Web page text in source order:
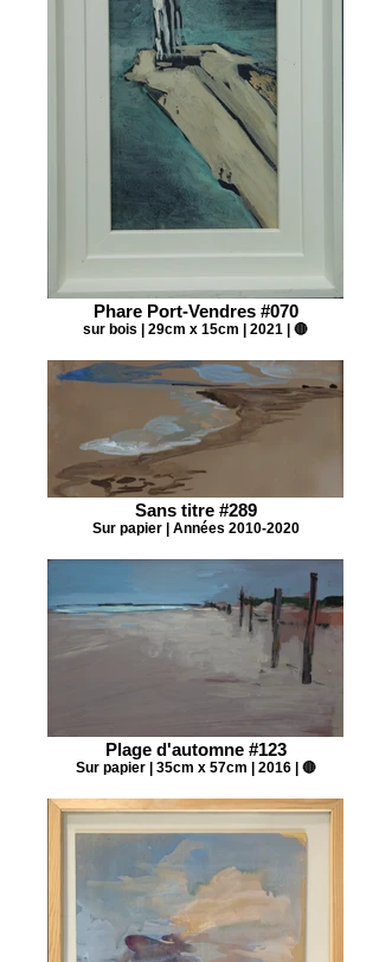
Phare Port-Vendres #070
sur bois | 29cm x 15cm | 2021 | 🔴
Sans titre #289
Sur papier | Années 2010-2020
Plage d'automne #123
Sur papier | 35cm x 57cm | 2016 | 🔴